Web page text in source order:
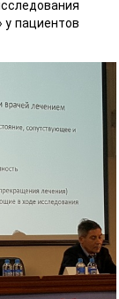
у пациентов